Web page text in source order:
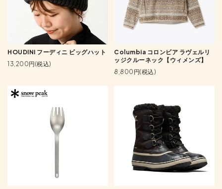
HOUDINI フーディニ ビッグハット
13,200円(税込)
Columbia コロンビア ラヴェルリ
ッジクルーネック【ウィメンズ】
8,800円(税込)